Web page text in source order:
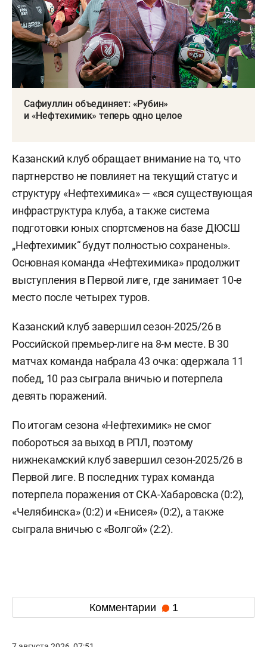
Сафиуллин объединяет: «Рубин»
и «Нефтехимик» теперь одно целое
Казанский клуб обращает внимание на то, что
партнерство не повлияет на текущий статус и
структуру «Нефтехимика» — «вся существующая
инфраструктура клуба, а также система
подготовки юных спортсменов на базе ДЮСШ
„Нефтехимик“ будут полностью сохранены».
Основная команда «Нефтехимика» продолжит
выступления в Первой лиге, где занимает 10-е
место после четырех туров.
Казанский клуб завершил сезон-2025/26 в
Российской премьер-лиге на 8-м месте. В 30
матчах команда набрала 43 очка: одержала 11
побед, 10 раз сыграла вничью и потерпела
девять поражений.
По итогам сезона «Нефтехимик» не смог
побороться за выход в РПЛ, поэтому
нижнекамский клуб завершил сезон-2025/26 в
Первой лиге. В последних турах команда
потерпела поражения от СКА-Хабаровска (0:2),
«Челябинска» (0:2) и «Енисея» (0:2), а также
сыграла вничью с «Волгой» (2:2).
Комментарии 1